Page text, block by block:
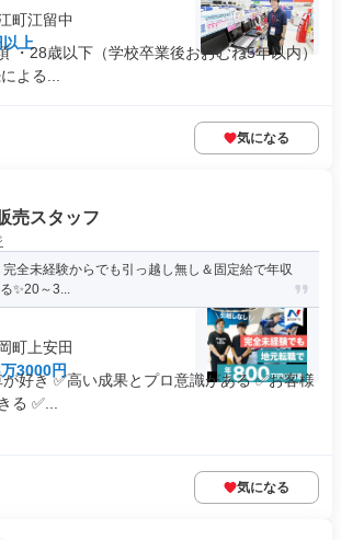
町江留中
上
・28歳以下（学校卒業後おおむね5年以内）
よる...
気になる
売スタッフ
完全未経験からでも引っ越し無し＆固定給で年収
✨20～3...
町上安田
3000円
好き ✅高い成果とプロ意識がある ✅お客様
る ✅...
気になる